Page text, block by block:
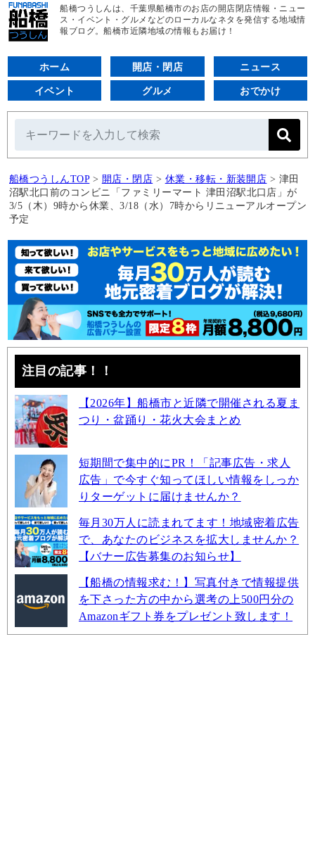
船橋つうしんは、千葉県船橋市のお店の開店閉店情報・ニュー
ス・イベント・グルメなどのローカルなネタを発信する地域情
報ブログ。船橋市近隣地域の情報もお届け！
ホーム 開店・閉店 ニュース
イベント グルメ おでかけ
船橋つうしんTOP > 開店・閉店 > 休業・移転・新装開店 > 津田
沼駅北口前のコンビニ「ファミリーマート 津田沼駅北口店」が
3/5（木）9時から休業、3/18（水）7時からリニューアルオープン
予定
注目の記事！！
【2026年】船橋市と近隣で開催される夏ま
つり・盆踊り・花火大会まとめ
短期間で集中的にPR！「記事広告・求人
広告」で今すぐ知ってほしい情報をしっか
りターゲットに届けませんか？
毎月30万人に読まれてます！地域密着広告
で、あなたのビジネスを拡大しませんか？
【バナー広告募集のお知らせ】
【船橋の情報求む！】写真付きで情報提供
を下さった方の中から選考の上500円分の
Amazonギフト券をプレゼント致します！